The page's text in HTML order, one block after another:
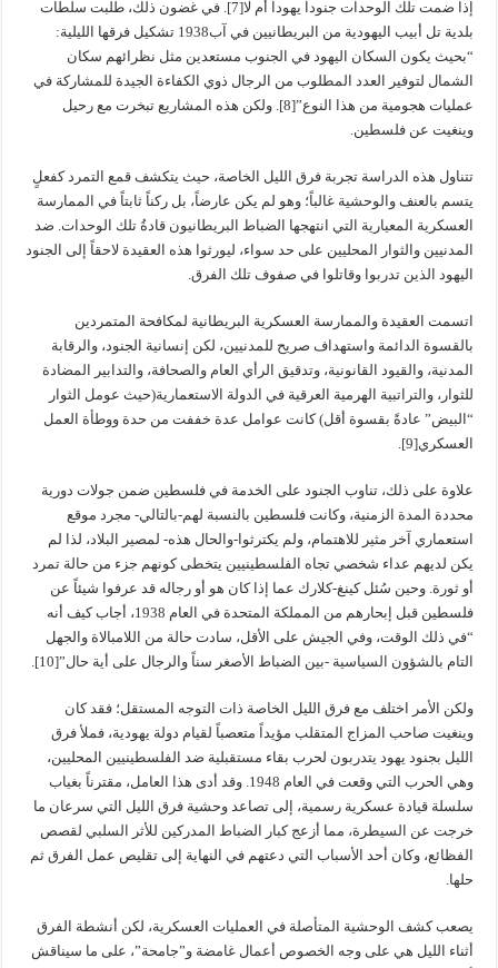
إذا ضمت تلك الوحدات جنوداً يهوداً أم لا[7]. في غضون ذلك، طلبت سلطات
بلدية تل أبيب اليهودية من البريطانيين في آب1938 تشكيل فرقها الليلية:
“بحيث يكون السكان اليهود في الجنوب مستعدين مثل نظرائهم سكان
الشمال لتوفير العدد المطلوب من الرجال ذوي الكفاءة الجيدة للمشاركة في
عمليات هجومية من هذا النوع”[8]. ولكن هذه المشاريع تبخرت مع رحيل
وينغيت عن فلسطين.
تتناول هذه الدراسة تجربة فرق الليل الخاصة، حيث يتكشف قمع التمرد كفعلٍ
يتسم بالعنف والوحشية غالباً؛ وهو لم يكن عارضاً، بل ركناً ثابتاً في الممارسة
العسكرية المعيارية التي انتهجها الضباط البريطانيون قادةُ تلك الوحدات. ضد
المدنيين والثوار المحليين على حد سواء، ليورثوا هذه العقيدة لاحقاً إلى الجنود
اليهود الذين تدربوا وقاتلوا في صفوف تلك الفرق.
اتسمت العقيدة والممارسة العسكرية البريطانية لمكافحة المتمردين
بالقسوة الدائمة واستهداف صريح للمدنيين، لكن إنسانية الجنود، والرقابة
المدنية، والقيود القانونية، وتدقيق الرأي العام والصحافة، والتدابير المضادة
للثوار، والتراتبية الهرمية العرقية في الدولة الاستعمارية(حيث عومل الثوار
“البيض” عادةً بقسوة أقل) كانت عوامل عدة خففت من حدة ووطأة العمل
العسكري[9].
علاوة على ذلك، تناوب الجنود على الخدمة في فلسطين ضمن جولات دورية
محددة المدة الزمنية، وكانت فلسطين بالنسبة لهم-بالتالي- مجرد موقع
استعماري آخر مثير للاهتمام، ولم يكترثوا-والحال هذه- لمصير البلاد، لذا لم
يكن لديهم عداء شخصي تجاه الفلسطينيين يتخطى كونهم جزء من حالة تمرد
أو ثورة. وحين سُئل كينغ-كلارك عما إذا كان هو أو رجاله قد عرفوا شيئاً عن
فلسطين قبل إبحارهم من المملكة المتحدة في العام 1938، أجاب كيف أنه
“في ذلك الوقت، وفي الجيش على الأقل، سادت حالة من اللامبالاة والجهل
التام بالشؤون السياسية -بين الضباط الأصغر سناً والرجال على أية حال”[10].
ولكن الأمر اختلف مع فرق الليل الخاصة ذات التوجه المستقل؛ فقد كان
وينغيت صاحب المزاج المتقلب مؤيداً متعصباً لقيام دولة يهودية، فملأ فرق
الليل بجنود يهود يتدربون لحرب بقاء مستقبلية ضد الفلسطينيين المحليين،
وهي الحرب التي وقعت في العام 1948. وقد أدى هذا العامل، مقترناً بغياب
سلسلة قيادة عسكرية رسمية، إلى تصاعد وحشية فرق الليل التي سرعان ما
خرجت عن السيطرة، مما أزعج كبار الضباط المدركين للأثر السلبي لقصص
الفظائع، وكان أحد الأسباب التي دعتهم في النهاية إلى تقليص عمل الفرق ثم
حلها.
يصعب كشف الوحشية المتأصلة في العمليات العسكرية، لكن أنشطة الفرق
أثناء الليل هي على وجه الخصوص أعمال غامضة و”جامحة”، على ما سيناقش